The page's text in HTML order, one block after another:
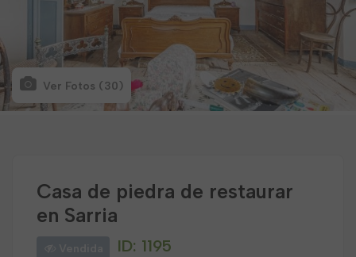
Ver Fotos (30)
Casa de piedra de restaurar
en Sarria
ID: 1195